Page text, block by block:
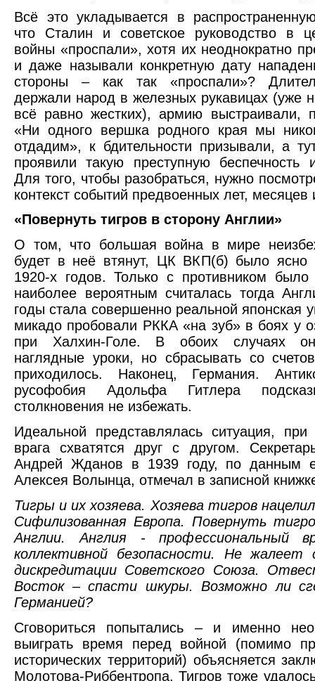
Всё это укладывается в
что Сталин и советское руководство в
войны «проспали», хотя их неоднократно
и даже называли конкретную дату
стороны – как так «проспали»?
держали народ в железных рукавицах (уже
всё равно жестких), армию выстраивали,
«Ни одного вершка родного края мы
отдадим», к бдительности призывали, а
проявили такую преступную беспечность
Для того, чтобы разобраться, нужно
контекст событий предвоенных лет, месяцев
«Повернуть тигров в сторону Англии»
О том, что большая война в мире
будет в неё втянут, ЦК ВКП(б) было ясно
1920-х годов. Только с противником было
наиболее вероятным считалась тогда
годы стала совершенно реальной японская
микадо пробовали РККА «на зуб» в боях у
при Халхин-Голе. В обоих случаях
наглядные уроки, но сбрасывать со
приходилось. Наконец, Германия.
русофобия Адольфа Гитлера
столкновения не избежать.
Идеальной представлялась ситуация,
врага схватятся друг с другом.
Андрей Жданов в 1939 году, по данным
Алексея Волынца, отмечал в записной
Тигры и их хозяева. Хозяева тигров
Сифилизованная Европа. Повернуть
Англии. Англия - профессиональный
коллективной безопасности. Не жалеет
дискредитации Советского Союза.
Восток – спасти шкуры. Возможно ли
Германией?
Сговориться попытались – и именно
выиграть время перед войной (помимо
исторических территорий) объясняется
Молотова-Риббентропа. Тигров тоже